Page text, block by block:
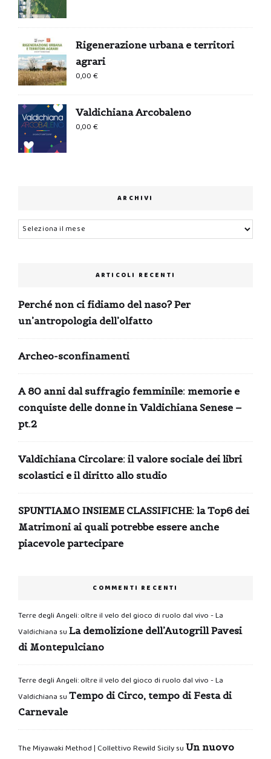
Rigenerazione urbana e territori
agrari
0,00€
Valdichiana Arcobaleno
0,00€
ARCHIVI
Archivi
ARTICOLI RECENTI
Perché non ci fidiamo del naso? Per
un’antropologia dell’olfatto
Archeo-sconfinamenti
A 80 anni dal suffragio femminile: memorie e
conquiste delle donne in Valdichiana Senese –
pt.2
Valdichiana Circolare: il valore sociale dei libri
scolastici e il diritto allo studio
SPUNTIAMO INSIEME CLASSIFICHE: la Top6 dei
Matrimoni ai quali potrebbe essere anche
piacevole partecipare
COMMENTI RECENTI
Terre degli Angeli: oltre il velo del gioco di ruolo dal vivo - La
Valdichiana su La demolizione dell’Autogrill Pavesi
di Montepulciano
Terre degli Angeli: oltre il velo del gioco di ruolo dal vivo - La
Valdichiana su Tempo di Circo, tempo di Festa di
Carnevale
The Miyawaki Method | Collettivo Rewild Sicilysu Un nuovo